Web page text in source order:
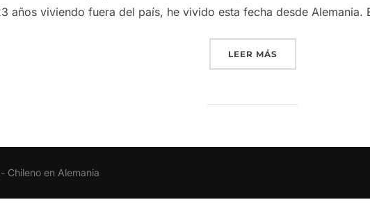
años viviendo fuera del país, he vivido esta fecha desde
LEER MÁS“
en Alemania